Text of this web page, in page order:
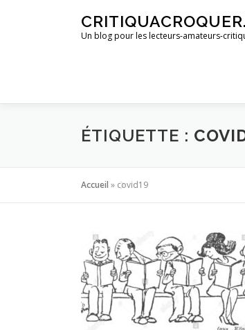
Un blog pour les lecteurs-amateurs-
ÉTIQUETTE :
Accueil » covid19